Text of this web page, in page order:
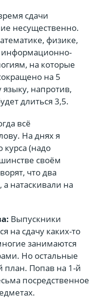
сдачи
несущественно.
физике,
информационно-
на которые
на 5
напротив,
длиться 3,5.
всё
На днях я
курса (надо
своём
что два
натаскивали на
Выпускники
на сдачу каких-то
занимаются
Но остальные
план. Попав на 1-й
посредственное